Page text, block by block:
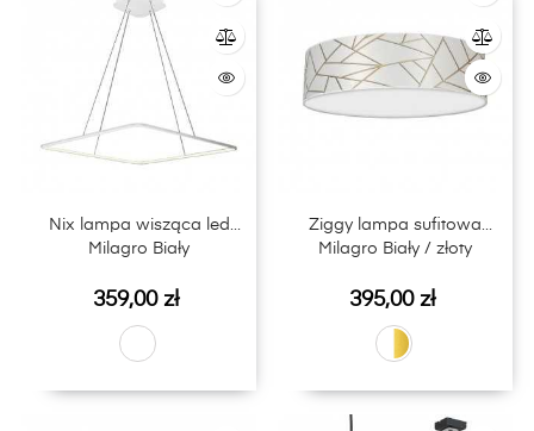
Nix lampa wisząca led
Milagro Biały
Cena
359,00 zł
Ziggy lampa sufitowa
Milagro Biały / złoty
Cena
395,00 zł